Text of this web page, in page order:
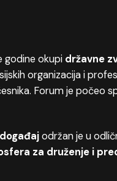
godine okupi državne
organizacija i
Forum je počeo
događajodržan je u
za druženje i